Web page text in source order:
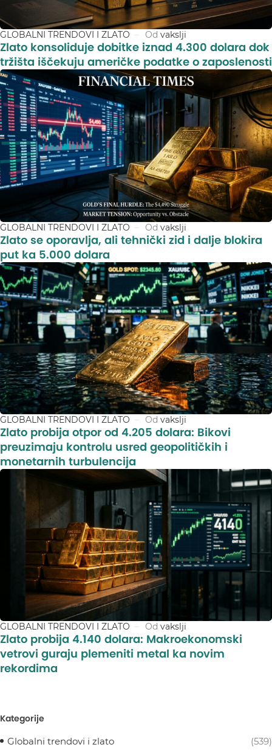
GLOBALNI TRENDOVI I ZLATO Od vakslji
Zlato konsoliduje dobitke iznad 4.300 dolara dok
tržišta iščekuju američke podatke o zaposlenosti
GLOBALNI TRENDOVI I ZLATO Od vakslji
Zlato se oporavlja, ali tehnički zid i dalje blokira
put ka 5.000 dolara
GLOBALNI TRENDOVI I ZLATO Od vakslji
Zlato probija otpor od 4.205 dolara: Bikovi
preuzimaju kontrolu usred geopolitičkih i
monetarnih turbulencija
GLOBALNI TRENDOVI I ZLATO Od vakslji
Zlato probija 4.140 dolara: Makroekonomski
vetrovi guraju plemeniti metal ka novim
rekordima
Kategorije
Globalni trendovi i zlato
(539)